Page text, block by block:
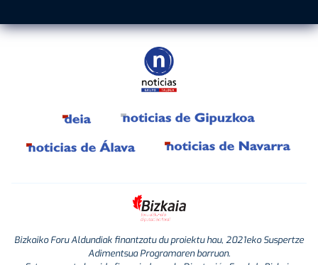
Bizkaiko Foru Aldundiak finantzatu du proiektu hau, 2021eko Suspertze
Adimentsua Programaren barruan.